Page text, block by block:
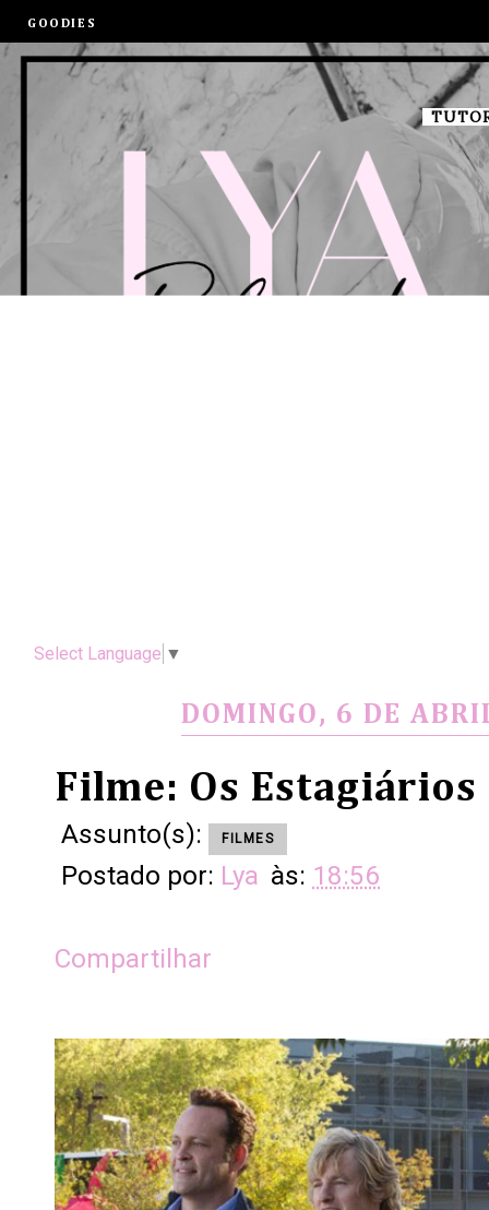
GOODIES
Select Language ▼
DOMINGO, 6 DE
Filme: Os Estagiários
Assunto(s): FILMES
Postado por: Lya às: 18:56
Compartilhar